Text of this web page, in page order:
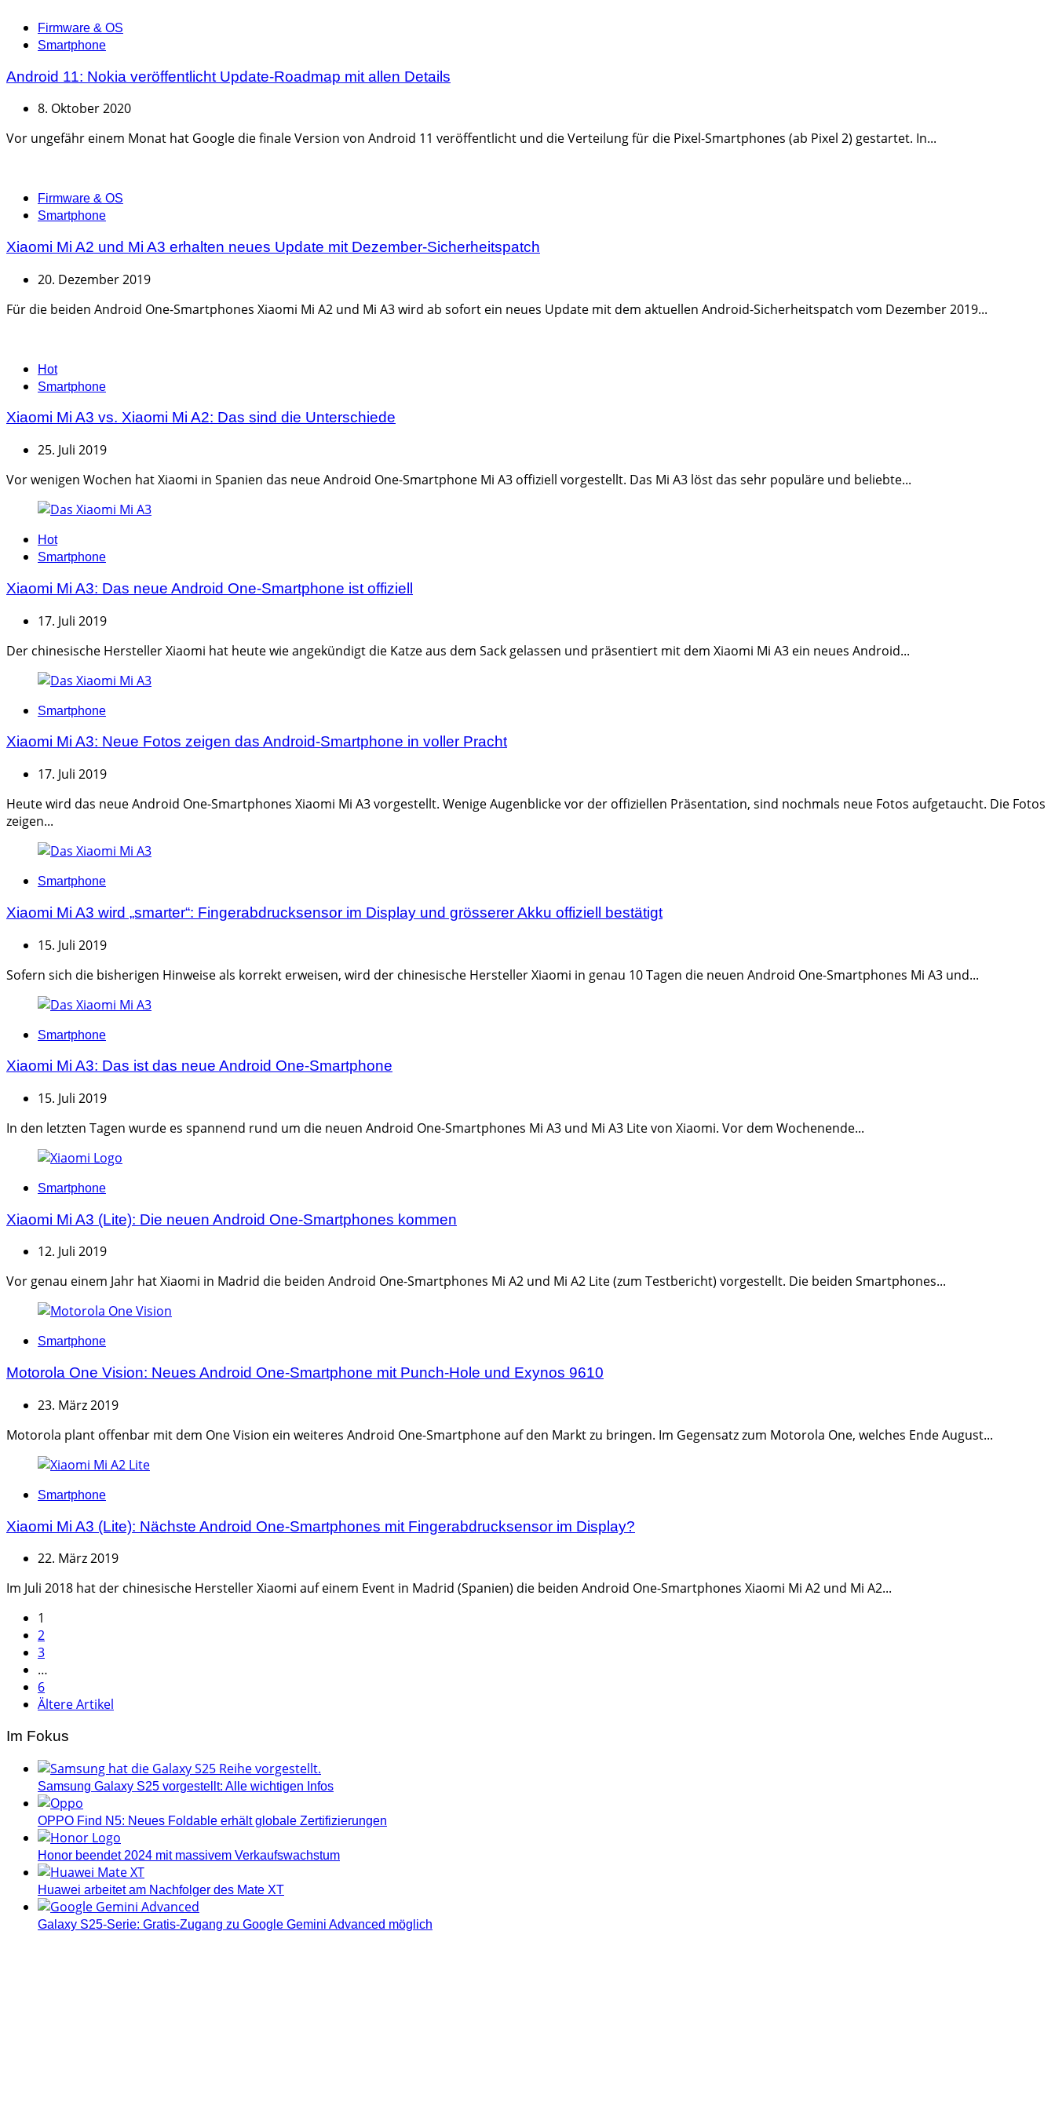
Categories
Firmware & OS
Smartphone
Android 11: Nokia veröffentlicht Update-Roadmap mit allen Details
8. Oktober 2020
Vor ungefähr einem Monat hat Google die finale Version von Android 11 veröffentlicht und die Verteilung für die Pixel-Smartphones (ab Pixel 2) gestartet. In...
Categories
Firmware & OS
Smartphone
Xiaomi Mi A2 und Mi A3 erhalten neues Update mit Dezember-Sicherheitspatch
20. Dezember 2019
Für die beiden Android One-Smartphones Xiaomi Mi A2 und Mi A3 wird ab sofort ein neues Update mit dem aktuellen Android-Sicherheitspatch vom Dezember 2019...
Categories
Hot
Smartphone
Xiaomi Mi A3 vs. Xiaomi Mi A2: Das sind die Unterschiede
25. Juli 2019
Vor wenigen Wochen hat Xiaomi in Spanien das neue Android One-Smartphone Mi A3 offiziell vorgestellt. Das Mi A3 löst das sehr populäre und beliebte...
Categories
Hot
Smartphone
Xiaomi Mi A3: Das neue Android One-Smartphone ist offiziell
17. Juli 2019
Der chinesische Hersteller Xiaomi hat heute wie angekündigt die Katze aus dem Sack gelassen und präsentiert mit dem Xiaomi Mi A3 ein neues Android...
Categories
Smartphone
Xiaomi Mi A3: Neue Fotos zeigen das Android-Smartphone in voller Pracht
17. Juli 2019
Heute wird das neue Android One-Smartphones Xiaomi Mi A3 vorgestellt. Wenige Augenblicke vor der offiziellen Präsentation, sind nochmals neue Fotos aufgetaucht. Die Fotos
zeigen...
Categories
Smartphone
Xiaomi Mi A3 wird „smarter“: Fingerabdrucksensor im Display und grösserer Akku offiziell bestätigt
15. Juli 2019
Sofern sich die bisherigen Hinweise als korrekt erweisen, wird der chinesische Hersteller Xiaomi in genau 10 Tagen die neuen Android One-Smartphones Mi A3 und...
Categories
Smartphone
Xiaomi Mi A3: Das ist das neue Android One-Smartphone
15. Juli 2019
In den letzten Tagen wurde es spannend rund um die neuen Android One-Smartphones Mi A3 und Mi A3 Lite von Xiaomi. Vor dem Wochenende...
Categories
Smartphone
Xiaomi Mi A3 (Lite): Die neuen Android One-Smartphones kommen
12. Juli 2019
Vor genau einem Jahr hat Xiaomi in Madrid die beiden Android One-Smartphones Mi A2 und Mi A2 Lite (zum Testbericht) vorgestellt. Die beiden Smartphones...
Categories
Smartphone
Motorola One Vision: Neues Android One-Smartphone mit Punch-Hole und Exynos 9610
23. März 2019
Motorola plant offenbar mit dem One Vision ein weiteres Android One-Smartphone auf den Markt zu bringen. Im Gegensatz zum Motorola One, welches Ende August...
Categories
Smartphone
Xiaomi Mi A3 (Lite): Nächste Android One-Smartphones mit Fingerabdrucksensor im Display?
22. März 2019
Im Juli 2018 hat der chinesische Hersteller Xiaomi auf einem Event in Madrid (Spanien) die beiden Android One-Smartphones Xiaomi Mi A2 und Mi A2...
Seitennummerierung
der
Beiträge
1
2
3
…
6
Ältere Artikel
Im Fokus
Samsung Galaxy S25 vorgestellt: Alle wichtigen Infos
OPPO Find N5: Neues Foldable erhält globale Zertifizierungen
Honor beendet 2024 mit massivem Verkaufswachstum
Huawei arbeitet am Nachfolger des Mate XT
Galaxy S25-Serie: Gratis-Zugang zu Google Gemini Advanced möglich